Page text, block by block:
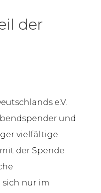
der
e.V.
und
vielfältige
der Spende
sich nur im